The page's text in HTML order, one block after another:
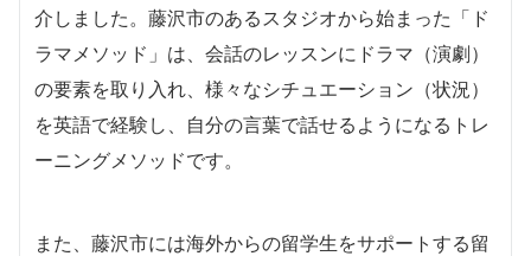
介しました。藤沢市のあるスタジオから始まった「ド
ラマメソッド」は、会話のレッスンにドラマ（演劇）
の要素を取り入れ、様々なシチュエーション（状況）
を英語で経験し、自分の言葉で話せるようになるトレ
ーニングメソッドです。
また、藤沢市には海外からの留学生をサポートする留